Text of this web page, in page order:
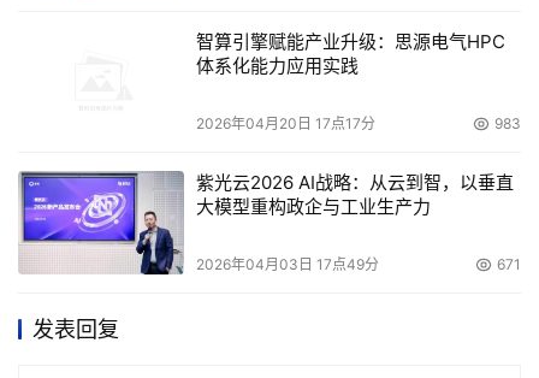
智算引擎赋能产业升级：思源电气HPC
体系化能力应用实践
2026年04月20日 17点17分 983
紫光云2026 AI战略：从云到智，以垂直
大模型重构政企与工业生产力
2026年04月03日 17点49分 671
发表回复